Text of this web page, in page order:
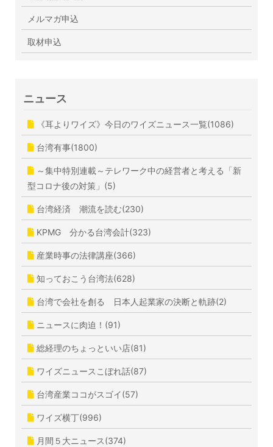
メルマガ申込
取材申込
ニュース
《耳よりワイズ》今日のワイズニュース一覧(1086)
台湾有事(1800)
～集中特別連載～テレワーク中の経営者と考える「新
型コロナ後の対策」(5)
台湾経済 潮流を読む(230)
KPMG 分かる台湾会計(323)
産業時事の法律講座(366)
知っておこう台湾法(628)
台湾で会社を創る 日本人起業家の決断と軌跡(2)
ニュースに肉迫！(91)
総経理のちょっといい店(81)
ワイズニュースこぼれ話(87)
台湾産業ココがスゴイ(57)
ワイズ横丁(996)
月間５大ニュース(374)